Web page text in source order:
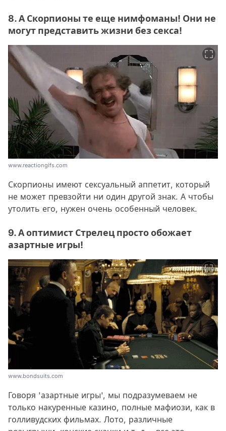
8. А Скорпионы те еще нимфоманы! Они не
могут представить жизни без секса!
www.reactiongifs.com
Скорпионы имеют сексуальный аппетит, который
не может превзойти ни один другой знак. А чтобы
утолить его, нужен очень особенный человек.
9. А оптимист Стрелец просто обожает
азартные игры!
www.bondsuits.com
Говоря 'азартные игры', мы подразумеваем не
только накуренные казино, полные мафиози, как в
голливудских фильмах. Лото, различные